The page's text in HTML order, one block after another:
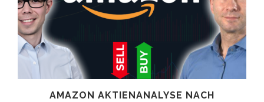
AMAZON AKTIENANALYSE NACH